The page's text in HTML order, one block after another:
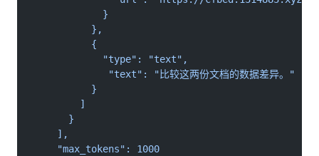
            }
          },
          {
            "type": "text",
             "text": "比较这两份文档的数据差异。"
          }
        ]
      }
    ],
    "max_tokens": 1000